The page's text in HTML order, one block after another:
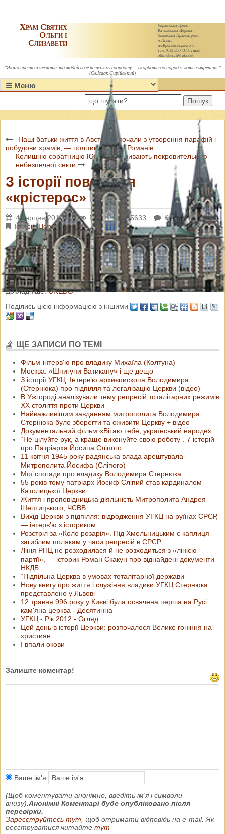
Українська Греко-
Католицька Церква.
Львівська Архиєпархія,
м.Львів,
пл.Кропивницького 1,
тел. (032)2334073, email:
olha-church@ukr.net
Храм Святих
Ольги і
Єлизавети
"Якщо прагнеш чесноти, то віддай себе на всіляку скорботу — скорботи-бо породжують смиренння."
(Св.Ісаак Сирійський)
Пошук
Наші батьки життя в Австралії почали з утворення парафій і
побудови храмів, — політик Стефан Романів
Колишню соратницю Ющенка називають покровителькою
небезпечної секти
З історії повстання
«крістерос»
4 серпня 2013 р. Переглядів: 5633
Коментарі: 0
Історія Церкви
«Похід мексиканських більшовиків на Церкву» — так назвав
свою статтю про гоніння у Мексиці 1920-х років російський
католицький священик Станіслав Тишкевич SJ.
Докладніше:CREDO
Поділись цією інформацією з іншими
ЩЕ ЗАПИСИ ПО ТЕМІ
Фільм-інтерв'ю про владику Михаїла (Колтуна)
Москва: «Шпигуни Ватикану» і ще дещо
З історії УГКЦ. Інтерв’ю архиєпископа Володимира
(Стернюка) про підпілля та легалізацію Церкви (відео)
В Ужгороді аналізували тему репресій тоталітарних режимів
ХХ століття проти Церкви
Найважливішим завданням митрополита Володимира
Стернюка було зберегти та оживити Церкву + відео
Документальний фільм «Вітаю тебе, український народе»
“Не цілуйте рук, а краще виконуйте свою роботу”. 7 історій
про Патріарха Йосипа Сліпого
11 квітня 1945 року радянська влада арештувала
Митрополита Йосифа (Сліпого)
Мої спогади про владику Володимира Стернюка
55 років тому патріарх Йосиф Сліпий став кардиналом
Католицької Церкви
Життя і проповідницька діяльність Митрополита Андрея
Шептицького, ЧСВВ
Вихід Церкви з підпілля: відродження УГКЦ на руїнах СРСР,
— інтерв’ю з істориком
Розстріл за «Коло розарія». Під Хмельницьким є каплиця
загиблим полякам у часи репресій в СРСР
Лінія РПЦ не розходилася й не розходиться з «лінією
партії», — історик Роман Скакун про віднайдені документи
НКДБ
“Підпільна Церква в умовах тоталітарної держави”
Нову книгу про життя і служіння владики УГКЦ Стернюка
представлено у Львові
12 травня 996 року у Києві була освячена перша на Русі
кам'яна церква - Десятинна
УГКЦ - Рік 2012 - Огляд
Цей день в історії Церкви: розпочалося Велике гоніння на
християн
І впали окови
Залиште коментар!
Ваше ім'я
(Щоб коментувати анонімно, введіть ім'я і символи
внизу). Анонімні Коментарі буде опубліковано після
перевірки.
Зареєструйтесь тут , щоб отримати відповідь на e-mail. Як
реєструватися читайте тут